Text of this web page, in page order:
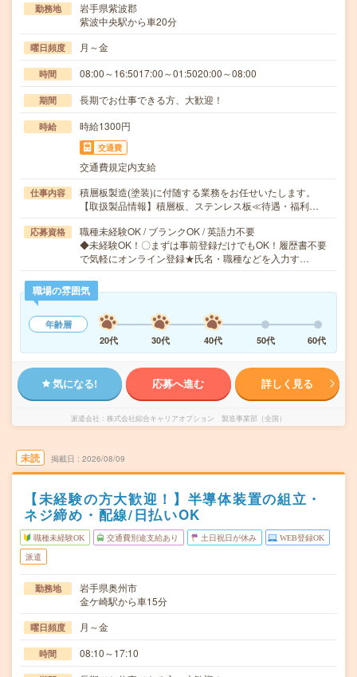
勤務地
岩手県紫波郡
紫波中央駅から車20分
曜日頻度 月～金
時間 08:00～16:5017:00～01:5020:00～08:00
期間 長期でお仕事できる方、大歓迎！
時給 時給1300円
交通費
交通費規定内支給
仕事内容
積層板製造(塗装)に付随する業務をお任せいたします。
【取扱製品情報】積層板、ステンレス板≪待遇・福利…
応募資格
職種未経験OK / ブランクOK / 英語力不要
◆未経験OK！〇まずは事前登録だけでもOK！履歴書不要
で気軽にオンライン登録★氏名・職種などを入力す…
職場の雰囲気
年齢層
20代
30代 40代 50代 60代
気になる! 応募へ進む 詳しく見る
派遣会社 株式会社綜合キャリアオプション 製造事業部（全国）
未読 掲載日 2026/08/09
【未経験の方大歓迎！】半導体装置の組立・
ネジ締め・配線/日払いOK
職種未経験OK 交通費別途支給あり 土日祝日が休み WEB登録OK
派遣
勤務地
岩手県奥州市
金ケ崎駅から車15分
曜日頻度 月～金
時間 08:10～17:10